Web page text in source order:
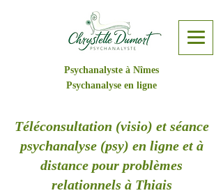
Psychanalyste à Nîmes
Psychanalyse en ligne
Téléconsultation (visio) et séance
psychanalyse (psy) en ligne et à
distance pour problèmes
relationnels à Thiais